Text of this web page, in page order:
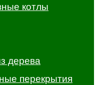
котлы
дерева
перекрытия